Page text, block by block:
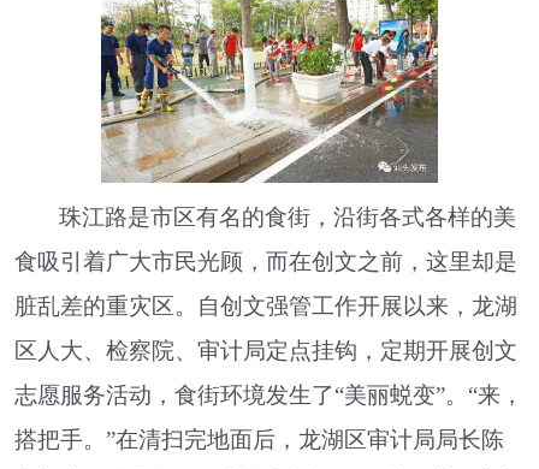
珠江路是市区有名的食街，沿街各式各样的美
食吸引着广大市民光顾，而在创文之前，这里却是
脏乱差的重灾区。自创文强管工作开展以来，龙湖
区人大、检察院、审计局定点挂钩，定期开展创文
志愿服务活动，食街环境发生了“美丽蜕变”。“来，
搭把手。”在清扫完地面后，龙湖区审计局局长陈